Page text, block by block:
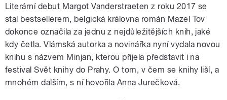
Literární debut Margot Vanderstraeten z roku 2017 se
stal bestsellerem, belgická královna román Mazel Tov
dokonce označila za jednu z nejdůležitějších knih, jaké
kdy četla. Vlámská autorka a novinářka nyní vydala novou
knihu s názvem Minjan, kterou přijela představit i na
festival Svět knihy do Prahy. O tom, v čem se knihy liší, a
mnohém dalším, s ní hovořila Anna Jurečková.